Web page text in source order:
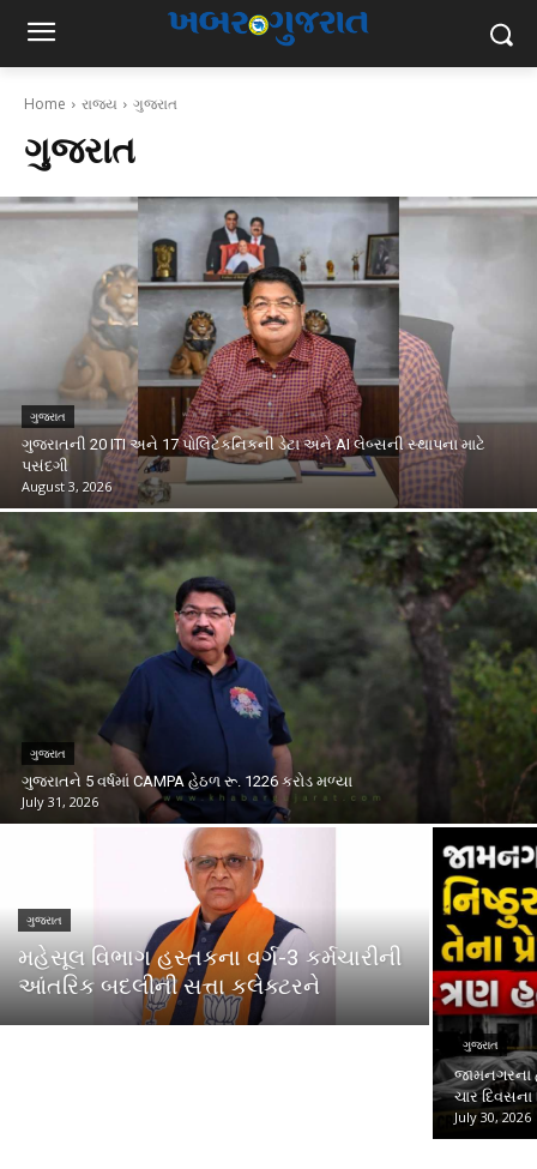
Home રાજ્ય ગુજરાત
ગુજરાત
ગુજરાત
ગુજરાતની 20 ITI અને 17 પોલિટેકનિકની ડેટા અને AI લેબ્સની સ્થાપના માટે
પસંદગી
August 3, 2026
ગુજરાત
ગુજરાતને 5 વર્ષમાં CAMPA હેઠળ રૂ. 1226 કરોડ મળ્યા
July 31, 2026
ગુજરાત
મહેસૂલ વિભાગ હસ્તકના વર્ગ-3 કર્મચારીની
આંતરિક બદલીની સત્તા કલેક્ટરને
ગુજરાત
જામનગરના
ચાર દિવસના
July 30, 2026